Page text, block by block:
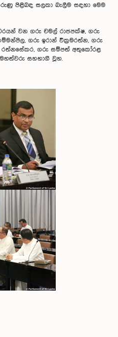
පිළිබඳ සලකා බැලීම සඳහා මෙම
වන ගරු චමල් රාජපක්ෂ, ගරු
ගරු ඉරාන් වික්‍රමරත්න, ගරු
රත්නසේකර, ගරු සම්පත් අතුකෝරළ
සහභාගී වූහ.